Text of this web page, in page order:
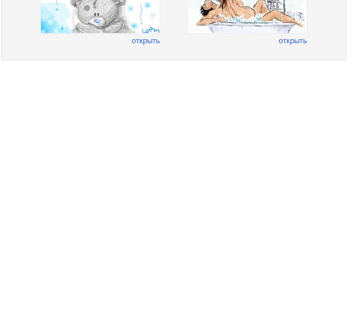
открыть открыть